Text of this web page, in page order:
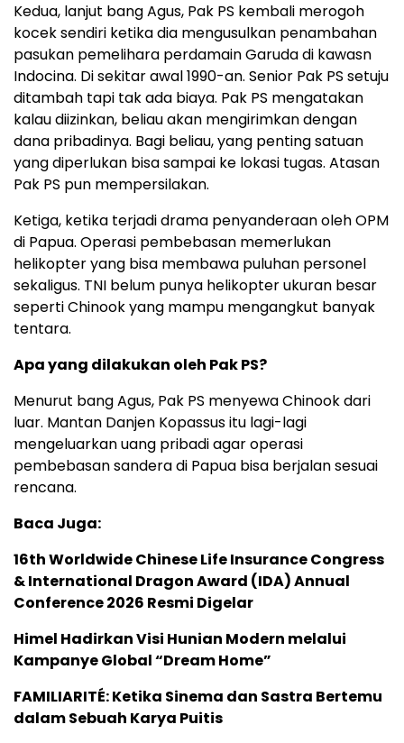
Kedua, lanjut bang Agus, Pak PS kembali merogoh
kocek sendiri ketika dia mengusulkan penambahan
pasukan pemelihara perdamain Garuda di kawasn
Indocina. Di sekitar awal 1990-an. Senior Pak PS setuju
ditambah tapi tak ada biaya. Pak PS mengatakan
kalau diizinkan, beliau akan mengirimkan dengan
dana pribadinya. Bagi beliau, yang penting satuan
yang diperlukan bisa sampai ke lokasi tugas. Atasan
Pak PS pun mempersilakan.
Ketiga, ketika terjadi drama penyanderaan oleh OPM
di Papua. Operasi pembebasan memerlukan
helikopter yang bisa membawa puluhan personel
sekaligus. TNI belum punya helikopter ukuran besar
seperti Chinook yang mampu mengangkut banyak
tentara.
Apa yang dilakukan oleh Pak PS?
Menurut bang Agus, Pak PS menyewa Chinook dari
luar. Mantan Danjen Kopassus itu lagi-lagi
mengeluarkan uang pribadi agar operasi
pembebasan sandera di Papua bisa berjalan sesuai
rencana.
Baca Juga:
16th Worldwide Chinese Life Insurance Congress
& International Dragon Award (IDA) Annual
Conference 2026 Resmi Digelar
Himel Hadirkan Visi Hunian Modern melalui
Kampanye Global “Dream Home”
FAMILIARITÉ: Ketika Sinema dan Sastra Bertemu
dalam Sebuah Karya Puitis